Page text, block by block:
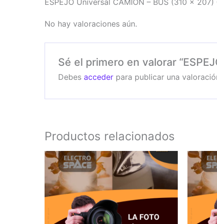
ESPEJO Universal CAMION – BUS (310 x 207)
No hay valoraciones aún.
Sé el primero en valorar
Debes accederpara publicar una
Productos relacionados